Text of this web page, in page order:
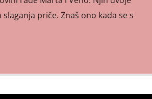
priče. Znaš ono kada se s